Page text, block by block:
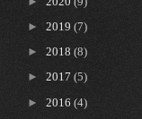
► 2019 (7)
► 2018 (8)
► 2017 (5)
► 2016 (4)